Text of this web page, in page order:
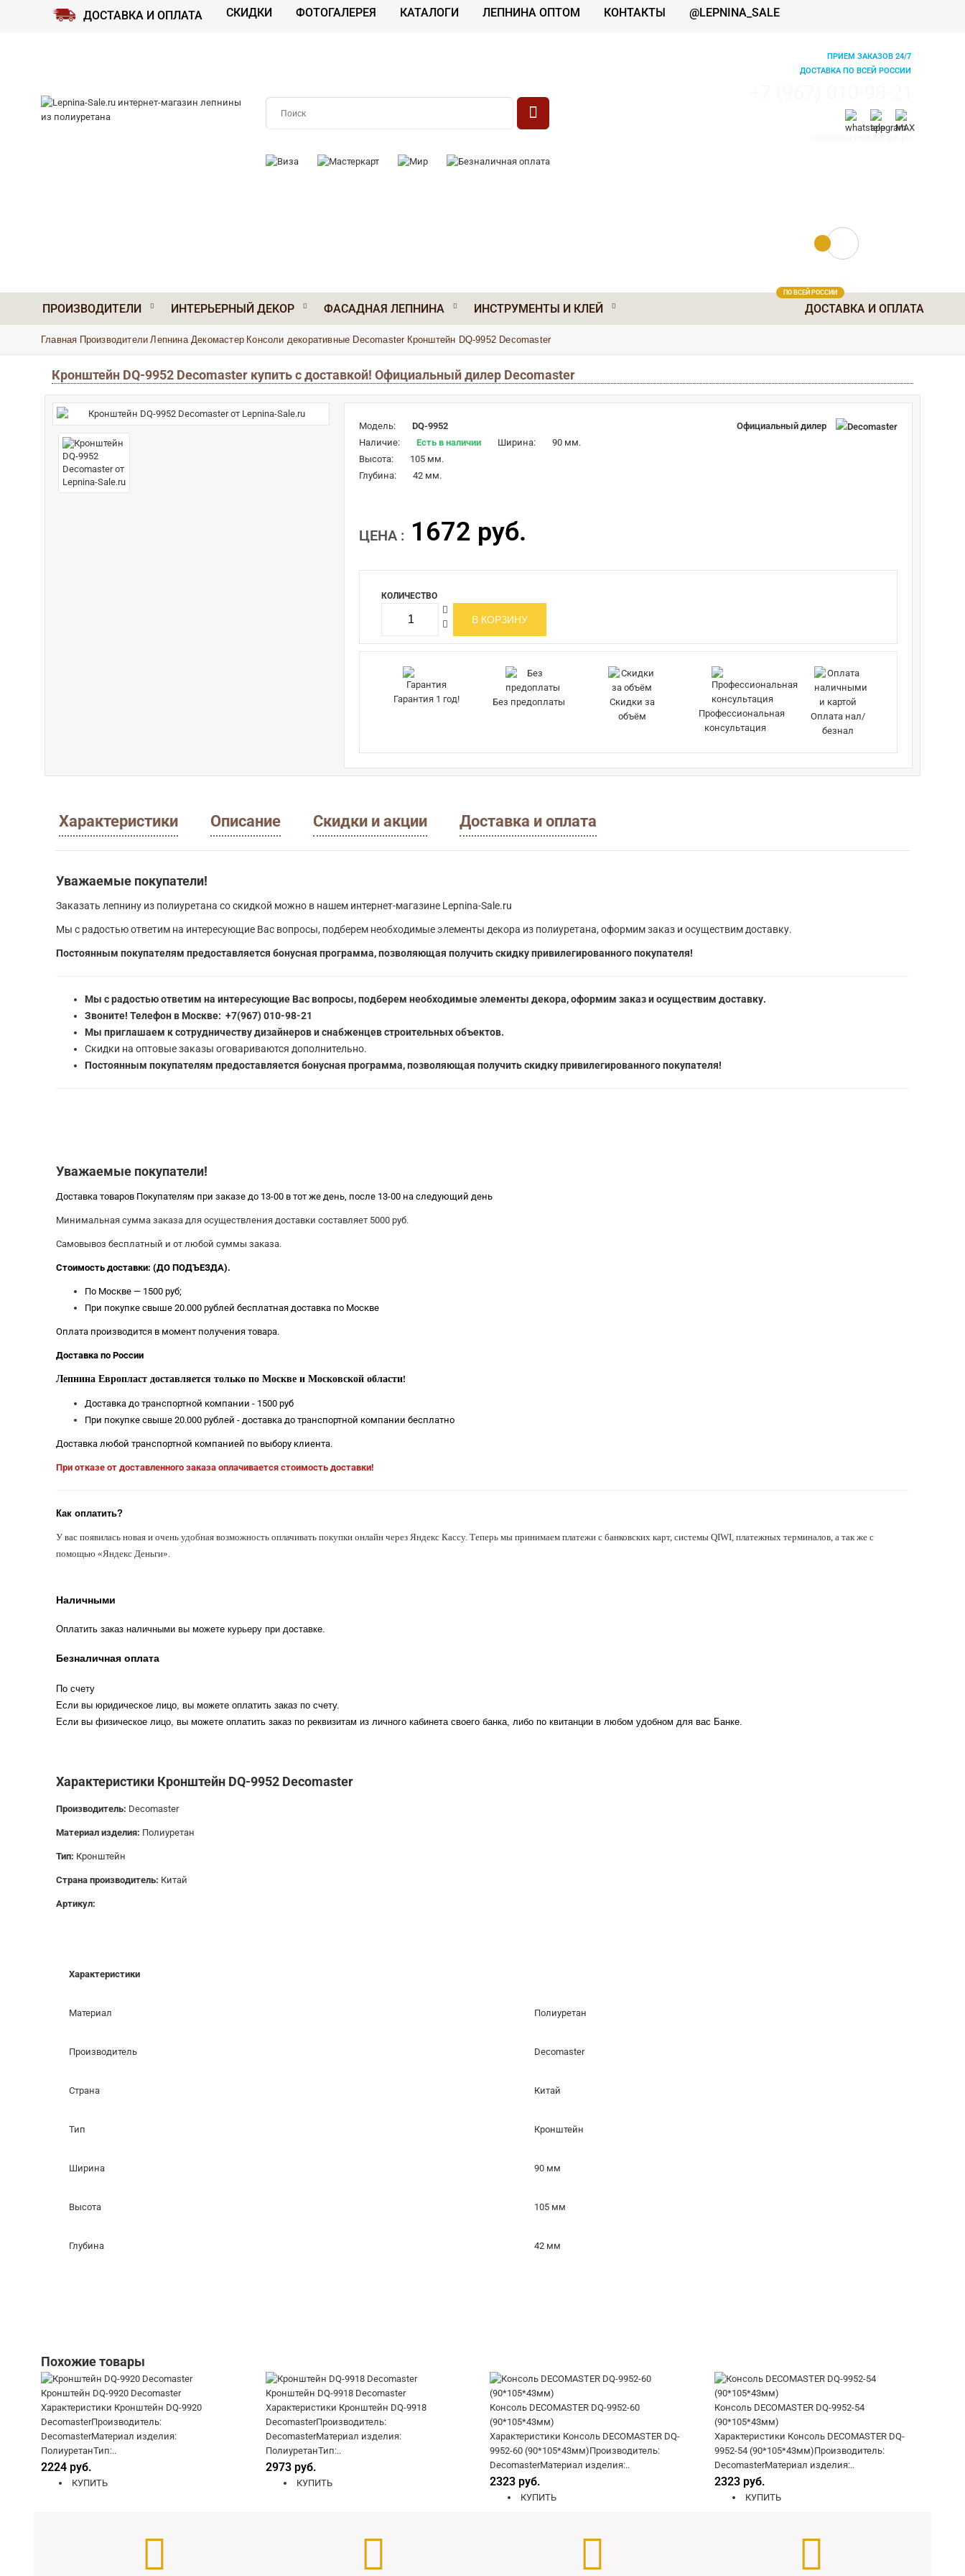
ДОСТАВКА И ОПЛАТА СКИДКИ ФОТОГАЛЕРЕЯ КАТАЛОГИ ЛЕПНИНА ОПТОМ КОНТАКТЫ @LEPNINA_SALE
ПРИЕМ ЗАКАЗОВ 24/7
ДОСТАВКА ПО ВСЕЙ РОССИИ
ДОСТАВКА И ОПЛАТА
ПО ВСЕЙ РОССИИ
ПРОИЗВОДИТЕЛИ ИНТЕРЬЕРНЫЙ ДЕКОР ФАСАДНАЯ ЛЕПНИНА ИНСТРУМЕНТЫ И КЛЕЙ
Главная Производители Лепнина Декомастер Консоли декоративные Decomaster Кронштейн DQ-9952 Decomaster
Кронштейн DQ-9952 Decomaster купить с доставкой! Официальный дилер Decomaster
Модель:
DQ-9952
Наличие:
Есть в наличии Ширина:
90 мм.
Высота:
105 мм.
Глубина:
42 мм.
Официальный дилер
ЦЕНА : 1672 руб.
КОЛИЧЕСТВО
Гарантия 1 год! Без предоплаты
Скидки за
объём
Профессиональная
консультация
Оплата нал/
безнал
Характеристики Описание Скидки и акции Доставка и оплата
Уважаемые покупатели!
Заказать лепнину из полиуретана со скидкой можно в нашем интернет-магазине Lepnina-Sale.ru
Мы с радостью ответим на интересующие Вас вопросы, подберем необходимые элементы декора из полиуретана, оформим заказ и осуществим доставку.
Постоянным покупателям предоставляется бонусная программа, позволяющая получить скидку привилегированного покупателя!
Мы с радостью ответим на интересующие Вас вопросы, подберем необходимые элементы декора, оформим заказ и осуществим доставку.
Звоните! Телефон в Москве: +7(967) 010-98-21
Мы приглашаем к сотрудничеству дизайнеров и снабженцев строительных объектов.
Скидки на оптовые заказы оговариваются дополнительно.
Постоянным покупателям предоставляется бонусная программа, позволяющая получить скидку привилегированного покупателя!
Уважаемые покупатели!
Доставка товаров Покупателям при заказе до 13-00 в тот же день, после 13-00 на следующий день
Минимальная сумма заказа для осуществления доставки составляет 5000 руб.
Самовывоз бесплатный и от любой суммы заказа.
Стоимость доставки: (ДО ПОДЪЕЗДА).
По Москве — 1500 руб;
При покупке свыше 20.000 рублей бесплатная доставка по Москве
Оплата производится в момент получения товара.
Доставка по России
Лепнина Европласт доставляется только по Москве и Московской области!
Доставка до транспортной компании - 1500 руб
При покупке свыше 20.000 рублей - доставка до транспортной компании бесплатно
Доставка любой транспортной компанией по выбору клиента.
При отказе от доставленного заказа оплачивается стоимость доставки!
Как оплатить?
У вас появилась новая и очень удобная возможность оплачивать покупки онлайн через Яндекс Кассу. Теперь мы принимаем платежи с банковских карт, системы QIWI, платежных терминалов, а так же с
помощью «Яндекс Деньги».
Наличными
Оплатить заказ наличными вы можете курьеру при доставке.
Безналичная оплата
По счету
Если вы юридическое лицо, вы можете оплатить заказ по счету.
Если вы физическое лицо, вы можете оплатить заказ по реквизитам из личного кабинета своего банка, либо по квитанции в любом удобном для вас Банке.
Характеристики Кронштейн DQ-9952 Decomaster
Производитель: Decomaster
Материал изделия: Полиуретан
Тип: Кронштейн
Страна производитель: Китай
Артикул:
Характеристики
Материал Полиуретан
Производитель Decomaster
Страна Китай
Тип Кронштейн
Ширина 90 мм
Высота 105 мм
Глубина 42 мм
Похожие товары
Кронштейн DQ-9920 Decomaster
Характеристики Кронштейн DQ-9920
DecomasterПроизводитель:
DecomasterМатериал изделия:
ПолиуретанТип:..
2224 руб.
КУПИТЬ
Кронштейн DQ-9918 Decomaster
Характеристики Кронштейн DQ-9918
DecomasterПроизводитель:
DecomasterМатериал изделия:
ПолиуретанТип:..
2973 руб.
КУПИТЬ
Консоль DECOMASTER DQ-9952-60
(90*105*43мм)
Характеристики Консоль DECOMASTER DQ-
9952-60 (90*105*43мм)Производитель:
DecomasterМатериал изделия:..
2323 руб.
КУПИТЬ
Консоль DECOMASTER DQ-9952-54
(90*105*43мм)
Характеристики Консоль DECOMASTER DQ-
9952-54 (90*105*43мм)Производитель:
DecomasterМатериал изделия:..
2323 руб.
КУПИТЬ